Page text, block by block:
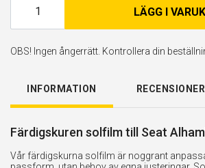
LÄGG I
OBS! Ingen ångerrätt. Kontrollera din
INFORMATION RECENSIONER
Färdigskuren solfilm till Seat
Vår färdigskurna solfilm är noggrant